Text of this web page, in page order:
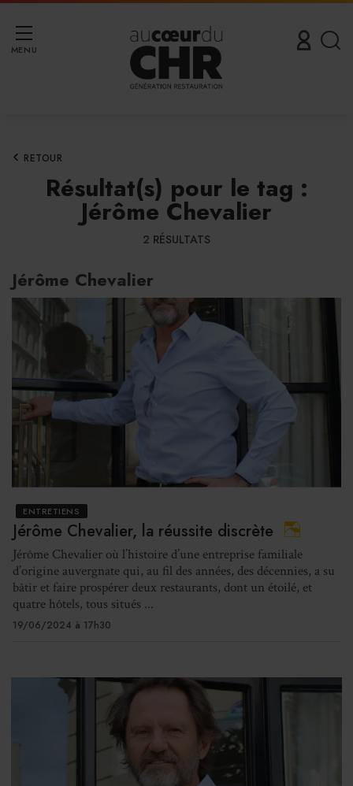
MENU
RETOUR
Résultat(s) pour le tag :
Jérôme Chevalier
2 RÉSULTATS
Jérôme Chevalier
ENTRETIENS
Jérôme Chevalier, la réussite discrète
Jérôme Chevalier où l’histoire d’une entreprise familiale
d’origine auvergnate qui, au fil des années, des décennies, a su
bâtir et faire prospérer deux restaurants, dont un étoilé, et
quatre hôtels, tous situés ...
19/06/2024 à 17h30